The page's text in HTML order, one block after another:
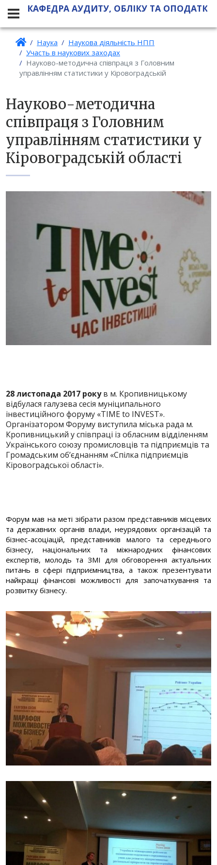
КАФЕДРА АУДИТУ, ОБЛІКУ ТА
Наука
Наукова діяльність НПП
Участь в наукових заходах
Науково-методична співпраця з Головним
управлінням статистики у Кіровоградській
Науково-методична
співпраця з Головним
управлінням статистики у
Кіровоградській області
28 листопада 2017 рокув м. Кропивницькому
відбулася галузева сесія муніципального
інвестиційного форуму «TIMЕ to INVEST».
Організатором Форуму виступила міська рада м.
Кропивницький у співпраці із обласним відділенням
Українського союзу промисловців та підприємців та
Громадським об’єднанням «Спілка підприємців
Кіровоградської області».
Форум мав на меті зібрати разом представників місцевих
та державних органів влади, неурядових організацій та
бізнес-асоціацій, представників малого та середнього
бізнесу, національних та міжнародних фінансових
експертів, молодь та ЗМІ для обговорення актуальних
питань в сфері підприємництва, а також презентувати
найкращі фінансові можливості для започаткування та
розвитку бізнесу.